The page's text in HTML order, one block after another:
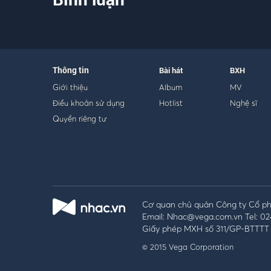
Thông tin
Giới thiệu
Điều khoản sử dụng
Quyền riêng tư
Bài hát
Album
Hotlist
BXH
MV
Nghệ sĩ
Cơ quan chủ quản Công ty Cổ
Email: Nhac@vega.com.vn Tel:
Giấy phép MXH số 311/GP-
© 2015 Vega Corporation